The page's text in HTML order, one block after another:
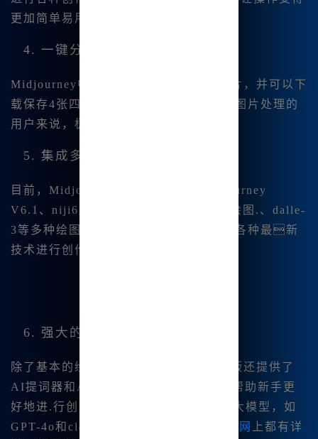
更加简单易用。
4. 一键分割和下载功能
Midjourney中文版允许用户一键分割图片，并可以下
载保存4张四宫格图片。这对于需要进行图片处理的
用户来说，极大地方便了他们的工作。
5. 集成多个绘图模型
目前，Midjourney中文版 集成了Midjo|urney
V6.1、niji6版本、SDXL绘图、可灵绘图.、dalle-
3等多种绘图模型。这意味着你可以使用各种最新
技术进行创作，满足不同的绘图需求。
6. 强大的AI辅助工具
除了基本的绘图功能，Midjourney中文版还提供了
AI提词器和AI对话功能。这些工具可以帮助新手更
好地进.行创😊作，并且支持多种优秀的大模型，如
GPT-4o和claude3.5等。这些功能在
🔥官网
上都有详